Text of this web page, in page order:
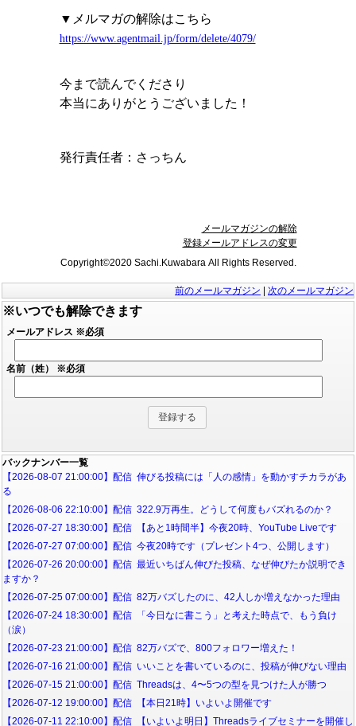
▼メルマガの解除はこちら
https://www.agentmail.jp/form/delete/4079/
今まで読んでくださり
本当にありがとうございました！
発行責任者： さっちん
メールマガジンの解除
登録メールアドレスの変更
Copyright©2020 Sachi.Kuwabara All Rights Reserved.
前のメールマガジン 次のメールマガジン
※いつでも解除できます
メールアドレス ※必須
名前（姓） ※必須
バックナンバー一覧
【2026-08-07 21:00:00】配信 伸びる投稿には「人の感情」を動かすチカラがあ
る
【2026-08-06 22:10:00】配信 322.9万再生。どうして何度もバズれるのか？
【2026-07-27 18:30:00】配信 【あと1時間半】今夜20時、YouTube Liveです
【2026-07-27 07:00:00】配信 今夜20時です（プレゼント4つ、公開します）
【2026-07-26 20:00:00】配信 最近いちばん伸びた投稿、なぜ伸びたか説明でき
ますか？
【2026-07-25 07:00:00】配信 82万バズしたのに、42人しか増えなかった理由
【2026-07-24 18:30:00】配信 「今日なに書こう」と考えた時点で、もう負け
（涙）
【2026-07-23 21:00:00】配信 82万バズで、800フォロワー増えた！
【2026-07-16 21:00:00】配信 いいことを書いているのに、投稿が伸びない理由
【2026-07-15 21:00:00】配信 Threadsは、4〜5つの型を見つけた人が勝つ
【2026-07-12 19:00:00】配信 【本日21時】いよいよ開催です
【2026-07-11 22:10:00】配信 【いよいよ明日】Threadsライブセミナーを開催し